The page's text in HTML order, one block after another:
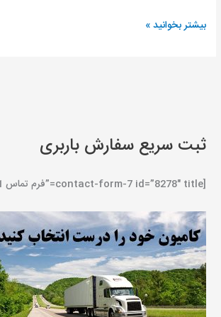
بیشتر بخوانید »
ثبت سریع سفارش باربری
[contact-form-7 id=”8278″ title=”فرم تماس 1″]